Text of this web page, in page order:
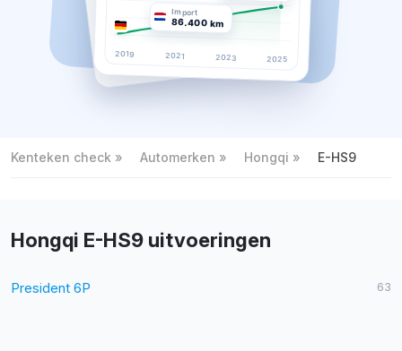
Import
86.400 km
2019 2021 2023 2025
Kenteken check Automerken Hongqi E-HS9
Hongqi E-HS9 uitvoeringen
President 6P 63